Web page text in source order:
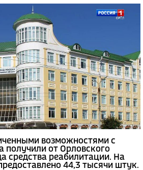
возможностями с
получили от Орловского
средства реабилитации. На
44,3 тысячи штук.